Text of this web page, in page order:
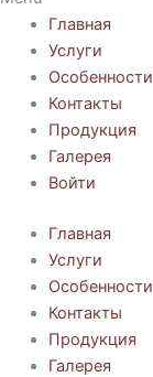
Главная
Услуги
Особенности
Контакты
Продукция
Галерея
Войти
Главная
Услуги
Особенности
Контакты
Продукция
Галерея